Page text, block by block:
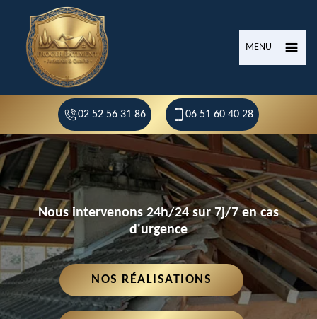
MENU
02 52 56 31 86 06 51 60 40 28
Nous intervenons 24h/24 sur 7j/7 en cas
d'urgence
NOS RÉALISATIONS